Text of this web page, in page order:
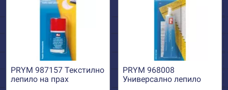
PRYM 987157 Текстилно
лепило на прах
PRYM 968008
Универсално лепило